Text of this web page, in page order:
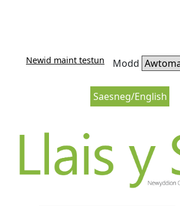
Saesneg/English
Newid maint testun Modd